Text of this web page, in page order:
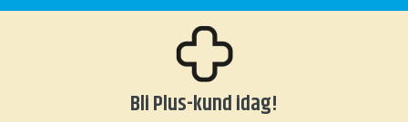
Bli Plus-kund idag!